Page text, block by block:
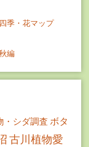
季・花マップ
編
・シダ調査 ボタ
古川植物愛